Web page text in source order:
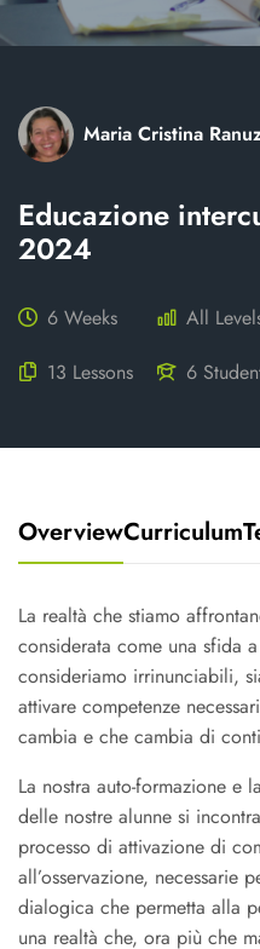
Maria Cristina
Educazione
2024
6 Weeks
All
13 Lessons
6
OverviewCurriculum
La realtà che stiamo
considerata come una sfida
consideriamo irrinunciabili,
attivare competenze
cambia e che cambia di
La nostra auto-formazione e
delle nostre alunne si
processo di attivazione di
all’osservazione, necessarie
dialogica che permetta alla
una realtà che, ora più che